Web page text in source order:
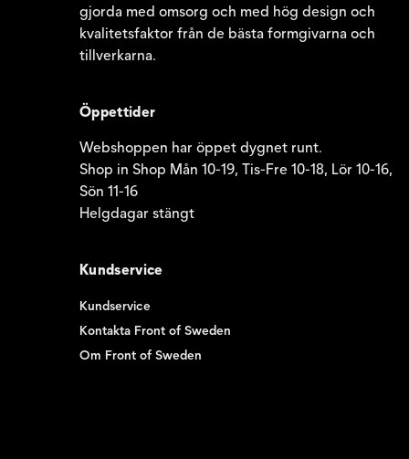
gjorda med omsorg och med hög design och
kvalitetsfaktor från de bästa formgivarna och
tillverkarna.
Öppettider
Webshoppen har öppet dygnet runt.
Shop in Shop Mån 10-19, Tis-Fre 10-18, Lör 10-16,
Sön 11-16
Helgdagar stängt
Kundservice
Kundservice
Kontakta Front of Sweden
Om Front of Sweden